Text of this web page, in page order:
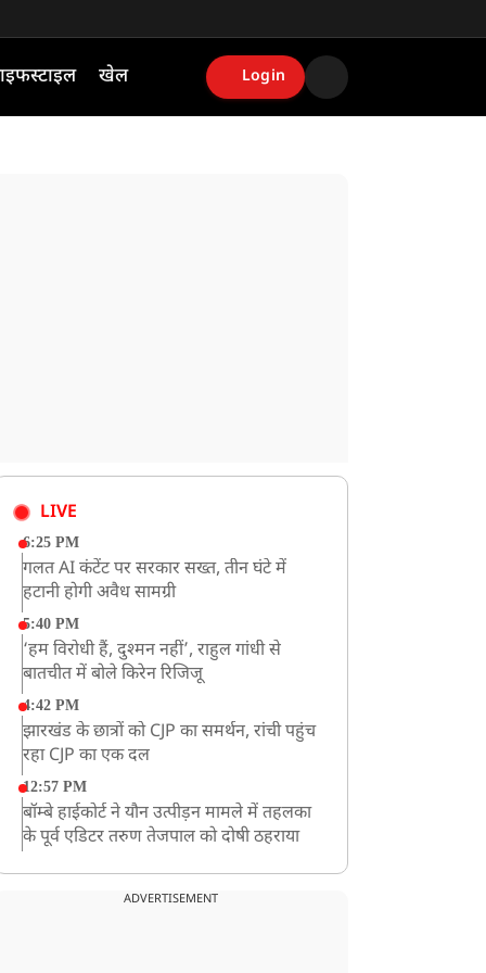
खेल Login
LIVE
6:25 PM
गलत AI कंटेंट पर सरकार सख्त, तीन घंटे में
हटानी होगी अवैध सामग्री
5:40 PM
‘हम विरोधी हैं, दुश्मन नहीं’, राहुल गांधी से
बातचीत में बोले किरेन रिजिजू
4:42 PM
झारखंड के छात्रों को CJP का समर्थन, रांची पहुंच
रहा CJP का एक दल
12:57 PM
बॉम्बे हाईकोर्ट ने यौन उत्पीड़न मामले में तहलका
के पूर्व एडिटर तरुण तेजपाल को दोषी ठहराया
माफिया अतीक अहमद के छोटे बेटे अबान की
ADVERTISEMENT